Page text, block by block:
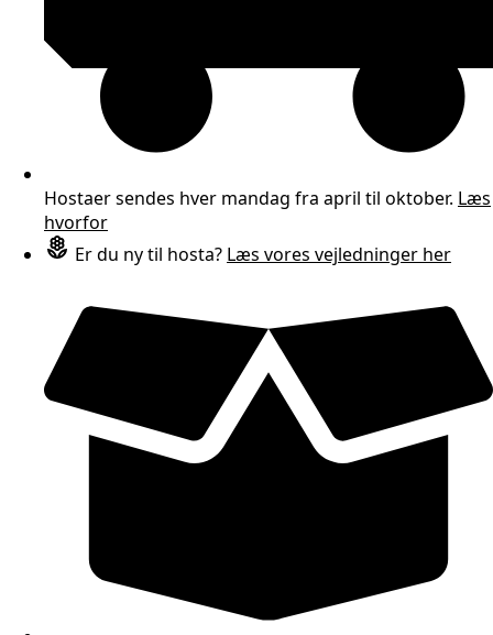
Hostaer sendes hver mandag fra april til oktober. Læs
hvorfor
Er du ny til hosta? Læs vores vejledninger her